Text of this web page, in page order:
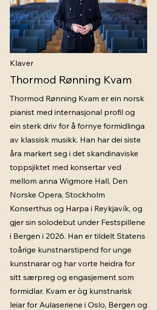
Klaver
Thormod Rønning Kvam
Thormod Rønning Kvam er ein norsk
pianist med internasjonal profil og
ein sterk driv for å fornye formidlinga
av klassisk musikk. Han har dei siste
åra markert seg i det skandinaviske
toppsjiktet med konsertar ved
mellom anna Wigmore Hall, Den
Norske Opera, Stockholm
Konserthus og Harpa i Reykjavík, og
gjer sin solodebut under Festspillene
i Bergen i 2026. Han er tildelt Statens
toårige kunstnarstipend for unge
kunstnarar og har vorte heidra for
sitt særpreg og engasjement som
formidlar. Kvam er òg kunstnarisk
leiar for Aulaseriene i Oslo, Bergen og